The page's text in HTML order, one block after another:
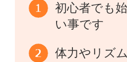
初心者でも
い事です
体力やリズ